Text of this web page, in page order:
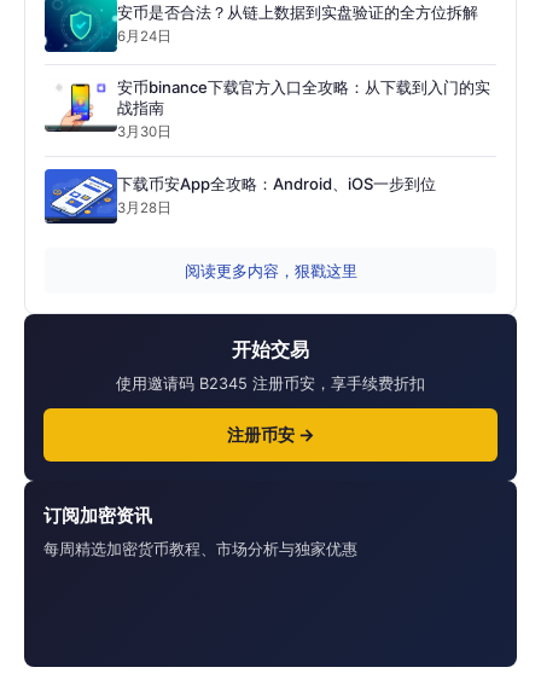
安币是否合法？从链上数据到实盘验证的全方位拆解
6月24日
安币binance下载官方入口全攻略：从下载到入门的实
战指南
3月30日
下载币安App全攻略：Android、iOS一步到位
3月28日
阅读更多内容，狠戳这里
开始交易
使用邀请码 B2345 注册币安，享手续费折扣
注册币安 →
订阅加密资讯
每周精选加密货币教程、市场分析与独家优惠